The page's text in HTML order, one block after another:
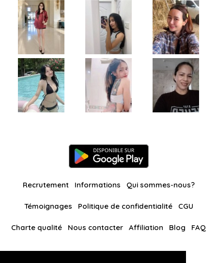
Recrutement Informations Qui sommes-nous?
Témoignages Politique de confidentialité CGU
Charte qualité Nous contacter Affiliation Blog FAQ